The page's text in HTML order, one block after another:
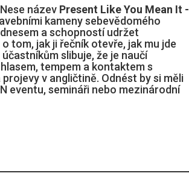
název Present Like You Mean It -
kameny sebevědomého
a schopností udržet
tom, jak ji řečník otevře, jak mu jde
slibuje, že je naučí
tempem a kontaktem s
v angličtině. Odnést by si měli
eventu, semináři nebo mezinárodní